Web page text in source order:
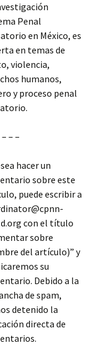
Penal
en México, es
en temas de
violencia,
humanos,
y proceso penal
– –
hacer un
sobre este
puede escribir a
con el título
sobre
del artículo)” y
su
Debido a la
de spam,
detenido la
directa de